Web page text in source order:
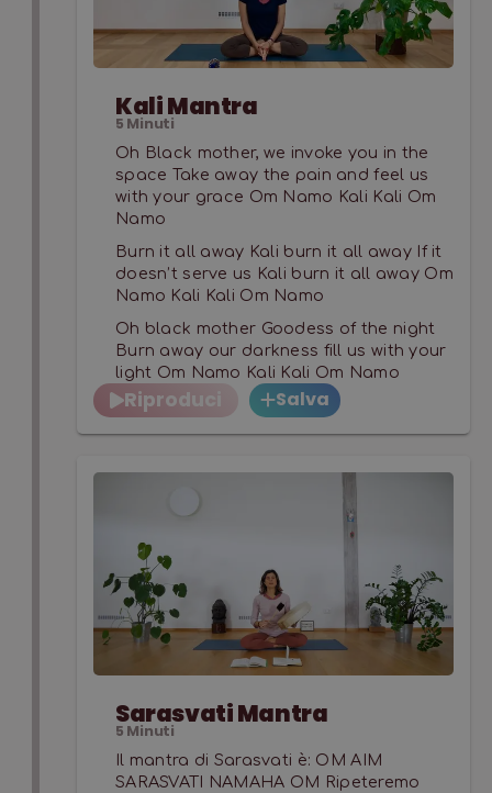
Kali Mantra
5 Minuti
Oh Black mother, we invoke you in the
space Take away the pain and feel us
with your grace Om Namo Kali Kali Om
Namo
Burn it all away Kali burn it all away If it
doesn’t serve us Kali burn it all away Om
Namo Kali Kali Om Namo
Oh black mother Goodess of the night
Burn away our darkness fill us with your
light Om Namo Kali Kali Om Namo
Riproduci Salva
Sarasvati Mantra
5 Minuti
Il mantra di Sarasvati è: OM AIM
SARASVATI NAMAHA OM Ripeteremo